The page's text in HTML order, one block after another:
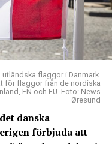
flaggor i Danmark.
för flaggor från de nordiska
FN och EU. Foto: News
Øresund
danska
förbjuda att